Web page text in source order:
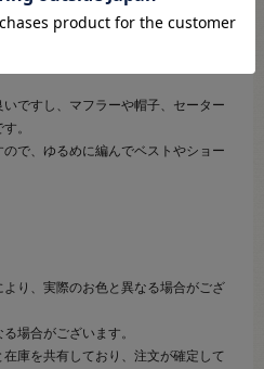
もおすすめのファータイプの糸で
わずに年間通してご使用いただけま
ですし、マフラーや帽子、セーター
。
で、ゆるめに編んでベストやショー
より、実際のお色と異なる場合がござ
場合がございます。
庫を共有しており、注文が確定して